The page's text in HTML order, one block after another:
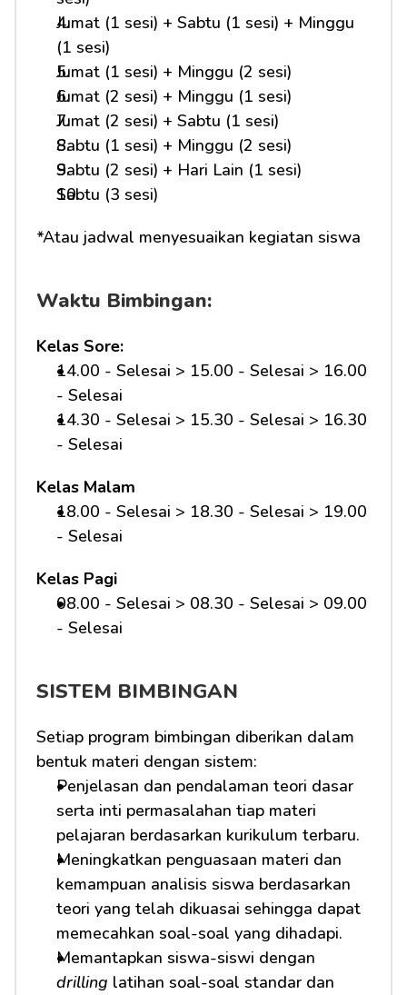
Jumat (1 sesi) + Sabtu (1 sesi) + Minggu
(1 sesi)
Jumat (1 sesi) + Minggu (2 sesi)
Jumat (2 sesi) + Minggu (1 sesi)
Jumat (2 sesi) + Sabtu (1 sesi)
Sabtu (1 sesi) + Minggu (2 sesi)
Sabtu (2 sesi) + Hari Lain (1 sesi)
Sabtu (3 sesi)
*Atau jadwal menyesuaikan kegiatan siswa
Waktu Bimbingan:
Kelas Sore:
14.00 - Selesai > 15.00 - Selesai > 16.00
- Selesai
14.30 - Selesai > 15.30 - Selesai > 16.30
- Selesai
Kelas Malam
18.00 - Selesai > 18.30 - Selesai > 19.00
- Selesai
Kelas Pagi
08.00 - Selesai > 08.30 - Selesai > 09.00
- Selesai
SISTEM BIMBINGAN
Setiap program bimbingan diberikan dalam
bentuk materi dengan sistem:
Penjelasan dan pendalaman teori dasar
serta inti permasalahan tiap materi
pelajaran berdasarkan kurikulum terbaru.
Meningkatkan penguasaan materi dan
kemampuan analisis siswa berdasarkan
teori yang telah dikuasai sehingga dapat
memecahkan soal-soal yang dihadapi.
drilling latihan soal-soal standar dan